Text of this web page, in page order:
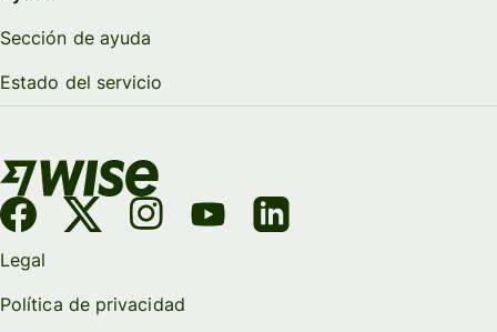
Sección de ayuda
Estado del servicio
Legal
Política de privacidad